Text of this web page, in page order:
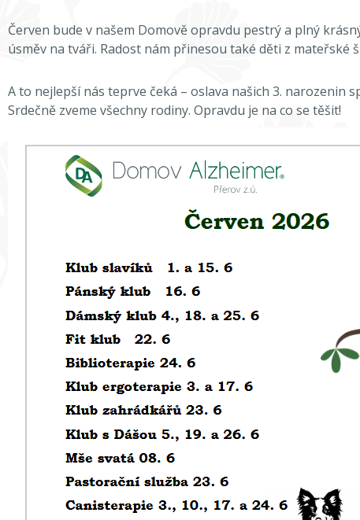
Červen bude v našem Domově opravdu pestrý a plný
úsměv na tváři. Radost nám přinesou také děti z mateřské
A to nejlepší nás teprve čeká – oslava našich 3. narozenin
Srdečně zveme všechny rodiny. Opravdu je na co se těšit!